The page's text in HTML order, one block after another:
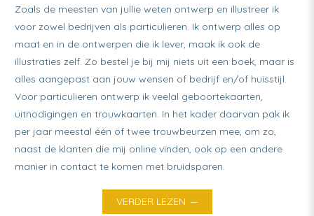
Zoals de meesten van jullie weten ontwerp en illustreer ik
voor zowel bedrijven als particulieren. Ik ontwerp alles op
maat en in de ontwerpen die ik lever, maak ik ook de
illustraties zelf. Zo bestel je bij mij niets uit een boek, maar is
alles aangepast aan jouw wensen of bedrijf en/of huisstijl.
Voor particulieren ontwerp ik veelal geboortekaarten,
uitnodigingen en trouwkaarten. In het kader daarvan pak ik
per jaar meestal één of twee trouwbeurzen mee, om zo,
naast de klanten die mij online vinden, ook op een andere
manier in contact te komen met bruidsparen.
VERDER LEZEN